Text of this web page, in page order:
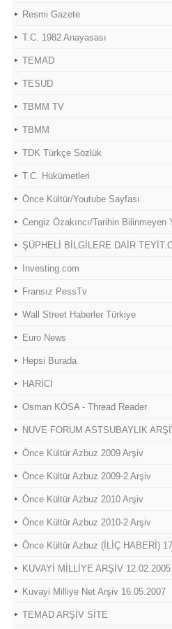
Resmi Gazete
T.C. 1982 Anayasası
TEMAD
TESUD
TBMM TV
TBMM
TDK Türkçe Sözlük
T.C. Hükümetleri
Önce Kültür/Youtube Sayfası
Cengiz Özakıncı/Tarihin Bilinmeyen
ŞÜPHELİ BİLGİLERE DAİR
Investing.com
Fransız PessTv
Wall Street Haberler Türkiye
Euro News
Hepsi Burada
HARİCİ
Osman KÖSA - Thread Reader
NUVE FORUM ASTSUBAYLIK
Önce Kültür Azbuz 2009 Arşiv
Önce Kültür Azbuz 2009-2 Arşiv
Önce Kültür Azbuz 2010 Arşiv
Önce Kültür Azbuz 2010-2 Arşiv
Önce Kültür Azbuz (İLİÇ HABERİ)
KUVAYİ MİLLİYE ARŞİV 12.02.2005
Kuvayi Milliye Net Arşiv 16.05.2007
TEMAD ARŞİV SİTE